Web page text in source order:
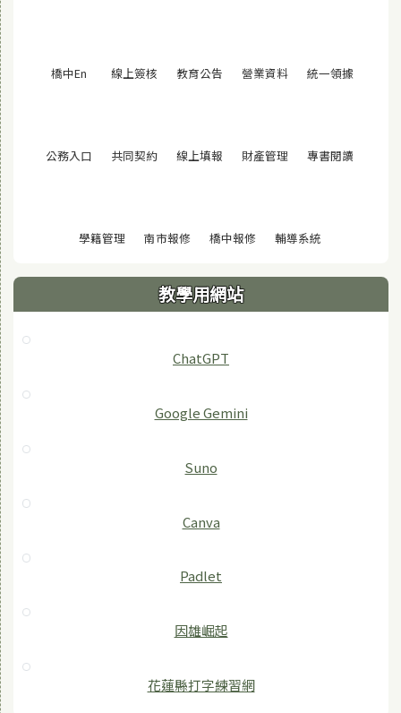
橋中En (另開視窗)
線上簽核 (另開視窗)
教育公告 (另開視窗)
營業資料(另開視窗)
統一領據
公務入口 (另開視窗)
共同契約(另開視窗)
線上填報 (另開視窗)
財產管理 (另開視窗)
專書閱讀
學籍管理(另開視窗)
南市報修(另開視窗)
橋中報修(另開視窗)
輔導系統(另開視窗)
教學用網站
ChatGPT
‎Google Gemini
Suno
Canva
Padlet
因雄崛起
花蓮縣打字練習網